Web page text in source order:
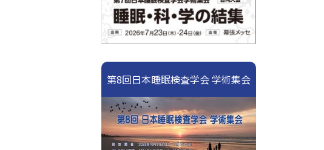
第8回日本睡眠検査学会 学術集会